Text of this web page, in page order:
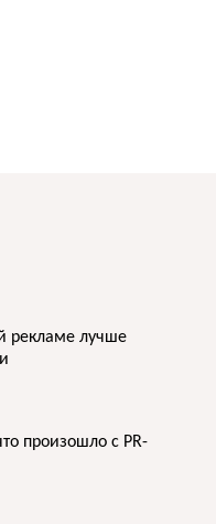
рекламе лучше
произошло с PR-